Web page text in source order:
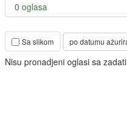
0 oglasa
Sa slikom po datumu
Nisu pronadjeni oglasi sa